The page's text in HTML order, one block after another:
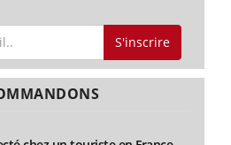
S'inscrire